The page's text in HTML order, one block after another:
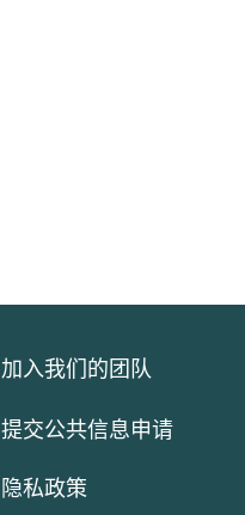
加入我们的团队
提交公共信息申请
隐私政策